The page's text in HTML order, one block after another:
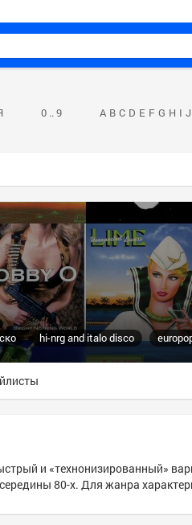
0 .. 9 A B C D E F G H I J
hi-nrg and italo disco
и «технонизированный»
80-х. Для жанра